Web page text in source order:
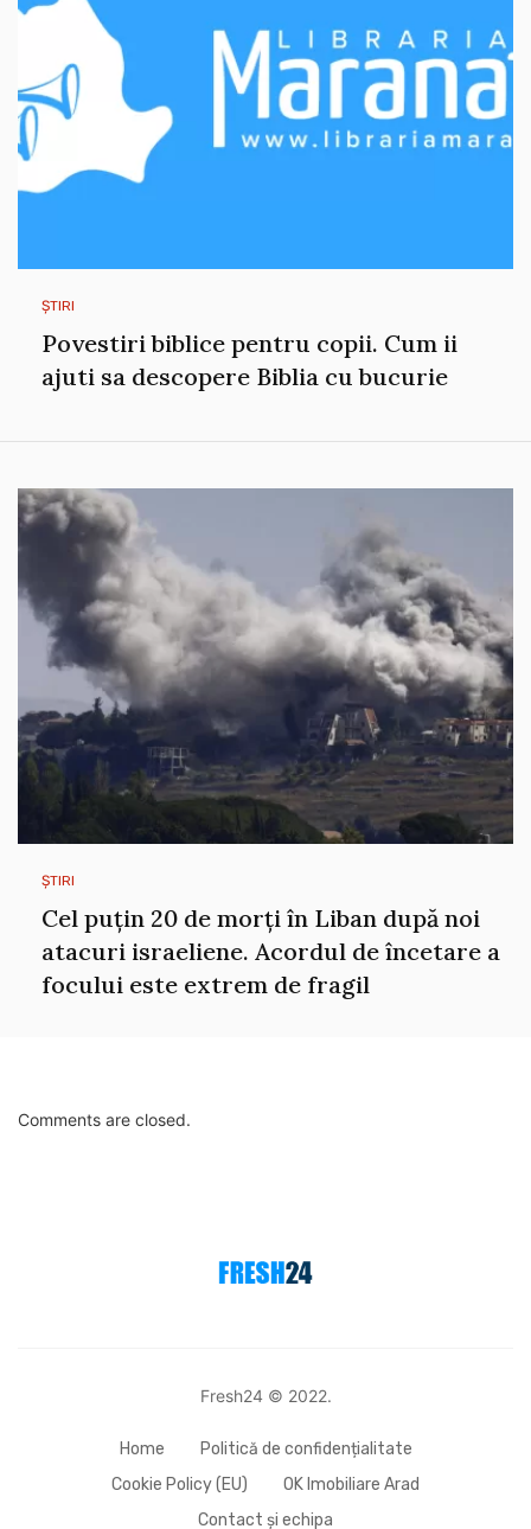
ȘTIRI
Povestiri biblice pentru copii. Cum ii
ajuti sa descopere Biblia cu bucurie
ȘTIRI
Cel puțin 20 de morți în Liban după noi
atacuri israeliene. Acordul de încetare a
focului este extrem de fragil
Comments are closed.
Fresh24 © 2022.
Home
Politică de confidențialitate
Cookie Policy (EU)
OK Imobiliare Arad
Contact și echipa